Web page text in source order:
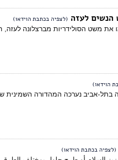
לעזה (לצפיה בכתבת הוידאו)
את משט הסולידריות מברצלונה
הוידאו)
(לצפיה בכתבת הוידאו)